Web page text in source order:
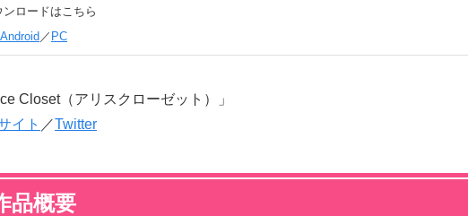
ロードはこちら
Android ／ PC
Closet（アリスクローゼット）」
イト ／Twitter
品概要